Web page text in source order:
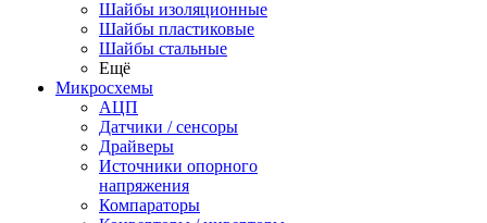
Шайбы изоляционные
Шайбы пластиковые
Шайбы стальные
Ещё
Микросхемы
АЦП
Датчики / сенсоры
Драйверы
Источники опорного
напряжения
Компараторы